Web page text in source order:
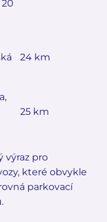
24 km
25 km
výraz pro
které obvykle
parkovací